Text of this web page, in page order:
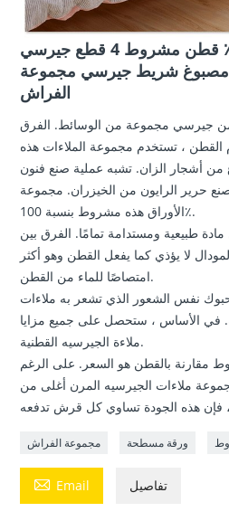
نمط موجز 100٪ قطن مشروط 4 قطع جيرسي
مصبوغ شريط جيرسي مجموعة
الفراش
جيرسي مجموعة من الوسائط. الفرق
القطن ، تستخدم مجموعة الملاءات هذه
أشجار الزان. تشبه عملية صنع فنون
حرير الرايون من الخيزران. مجموعة
الأوراق هذه مشروط بنسبة 100٪.
طبيعية ومستدامة تمامًا. الفرق بين
لا يؤذي كما يفعل القطن وهو أكثر
امتصاصًا للماء من القطن.
نفس الشعور الذي تشعر به ملاءات
في الأساس ، ستحصل على جميع مزايا
ملاءة الجيرسيه القطنية.
مقارنة بالقطن هو السعر. على الرغم
ملاءات الجيرسيه المرن أغلى من
مجموعة الفراش ورقة مسطحة
 Email تفاصيل